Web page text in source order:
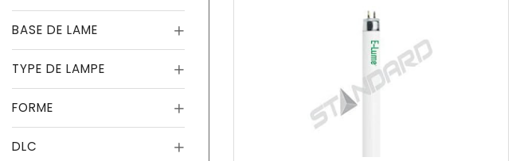
BASE DE LAME
TYPE DE LAMPE
FORME
DLC